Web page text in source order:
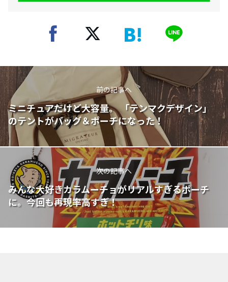
前の記事へ
ミニチュアだけど大容量。 「テンマクデザイン」
のテントがバッグ＆ポーチになった！
次の記事へ
みんな大好きカラムーチョがリアルすぎるポーチ
に。今回も再現率高すぎ！